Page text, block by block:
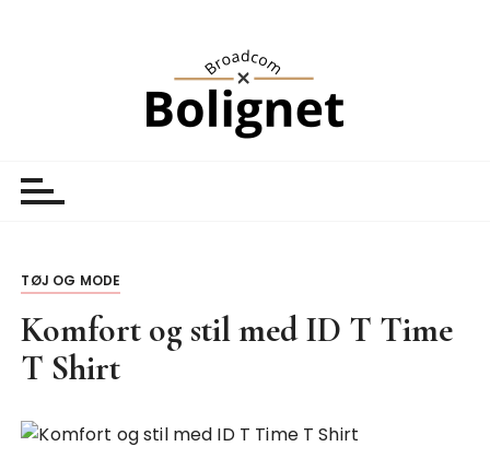
TØJ OG MODE
Komfort og stil med ID T Time
T Shirt